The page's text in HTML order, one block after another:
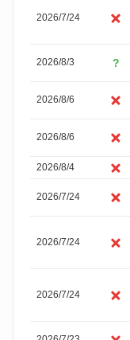
2026/7/24
2026/8/3
2026/8/6
2026/8/6
2026/8/4
2026/7/24
2026/7/24
2026/7/24